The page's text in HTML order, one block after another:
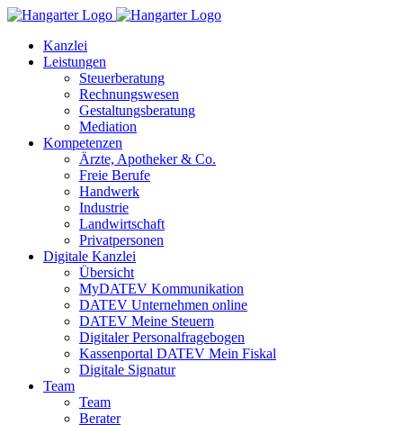
Kanzlei
Leistungen
Steuerberatung
Rechnungswesen
Gestaltungsberatung
Mediation
Kompetenzen
Ärzte, Apotheker & Co.
Freie Berufe
Handwerk
Industrie
Landwirtschaft
Privatpersonen
Digitale Kanzlei
Übersicht
MyDATEV Kommunikation
DATEV Unternehmen online
DATEV Meine Steuern
Digitaler Personalfragebogen
Kassenportal DATEV Mein Fiskal
Digitale Signatur
Team
Team
Berater